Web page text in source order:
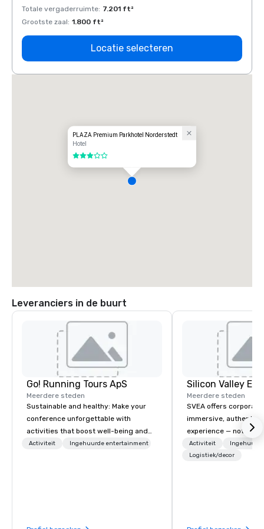
Totale vergaderruimte: 7.201 ft²
Grootste zaal: 1.800 ft²
Locatie selecteren
PLAZA Premium Parkhotel Norderstedt
Hotel
3 van 5
Leveranciers in de buurt
Go! Running Tours ApS
Meerdere steden
Sustainable and healthy: Make your
conference unforgettable with
activities that boost well-being and
lower carbon footprints. Explore the
Activiteit Ingehuurde entertainment
Meerdere steden
SVEA offers
immersive, authentic
experience — not a
transformation. We
facilitate custom
Activiteit
Logistiek/decor